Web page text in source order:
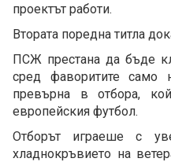
проектът работи.
Втората поредна титла
ПСЖ престана да бъде
сред фаворитите само
превърна в отбора,
европейския футбол.
Отборът играеше с
хладнокръвието на